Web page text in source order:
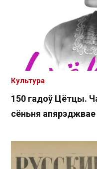
150 гадоў Цётцы.
сёньня
Культура